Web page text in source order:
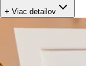
+ Viac detailov